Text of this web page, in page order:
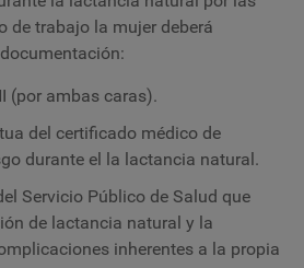
de trabajo la mujer deberá
(por ambas caras).
del certificado médico de
durante el la lactancia natural.
Servicio Público de Salud que
de lactancia natural y la
inherentes a la propia